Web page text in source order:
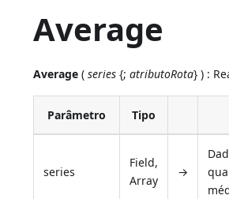
Average
Average (series {;atributoRota} ) :
Parâmetro Tipo
series
Field,
Array
→